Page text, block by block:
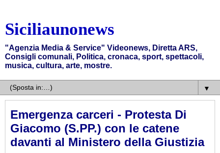
Siciliaunonews
"Agenzia Media & Service" Videonews, Diretta ARS,
Consigli comunali, Politica, cronaca, sport, spettacoli,
musica, cultura, arte, mostre.
▼
Emergenza carceri - Protesta Di
Giacomo (S.PP.) con le catene
davanti al Ministero della Giustizia